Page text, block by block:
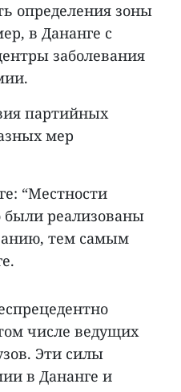
определения зоны
в Дананге с
заболевания
партийных
мер
“Местности
были реализованы
тем самым
числе ведущих
Эти силы
в Дананге и